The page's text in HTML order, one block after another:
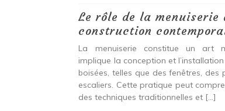
Le rôle de la menuiserie
construction
La menuiserie constitue un art
implique la conception et
boisées, telles que des fenêtres, des
escaliers. Cette pratique peut
des techniques traditionnelles et […]